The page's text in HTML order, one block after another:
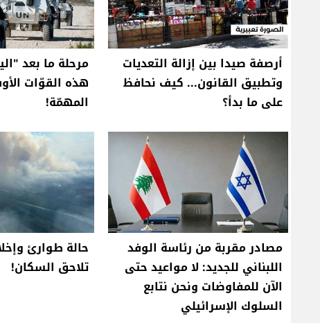
أرصفة صيدا بين إزالة التعديات
وتطبيق القانون... كيف نحافظ
على ما بدأ؟
مرحلة ما بعد
هذه القوّات
المهمّة!
مصادر مقربة من رئاسة الوفد
اللبناني للجديد: لا مواعيد حتى
الآن للمفاوضات ونحن نتابع
السلوك الإسرائيلي
حالة طوارئ
تلاحق السكان!